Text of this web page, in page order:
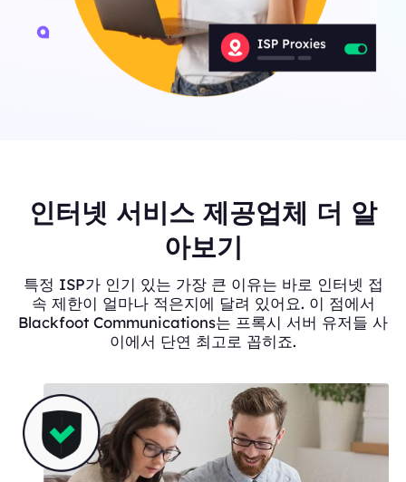
인터넷 서비스 제공업체 더 알
아보기
특정 ISP가 인기 있는 가장 큰 이유는 바로 인터넷 접
속 제한이 얼마나 적은지에 달려 있어요. 이 점에서
Blackfoot Communications는 프록시 서버 유저들 사
이에서 단연 최고로 꼽히죠.